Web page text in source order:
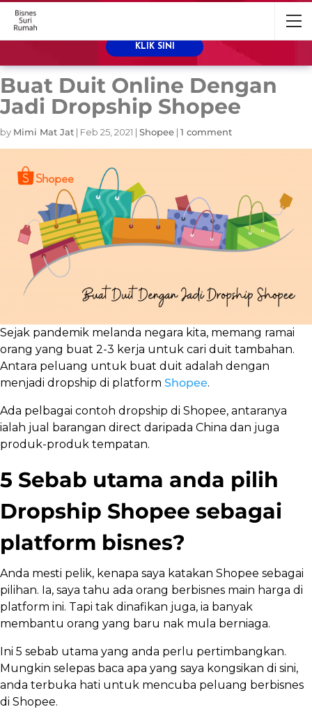
Buat Duit Online Dengan
Jadi Dropship Shopee
by Mimi Mat Jat | Feb 25, 2021 | Shopee | 1 comment
Sejak pandemik melanda negara kita, memang ramai
orang yang buat 2-3 kerja untuk cari duit tambahan.
Antara peluang untuk buat duit adalah dengan
menjadi dropship di platform Shopee.
Ada pelbagai contoh dropship di Shopee, antaranya
ialah jual barangan direct daripada China dan juga
produk-produk tempatan.
5 Sebab utama anda pilih
Dropship Shopee sebagai
platform bisnes?
Anda mesti pelik, kenapa saya katakan Shopee sebagai
pilihan. Ia, saya tahu ada orang berbisnes main harga di
platform ini. Tapi tak dinafikan juga, ia banyak
membantu orang yang baru nak mula berniaga.
Ini 5 sebab utama yang anda perlu pertimbangkan.
Mungkin selepas baca apa yang saya kongsikan di sini,
anda terbuka hati untuk mencuba peluang berbisnes
di Shopee.
KLIK SINI